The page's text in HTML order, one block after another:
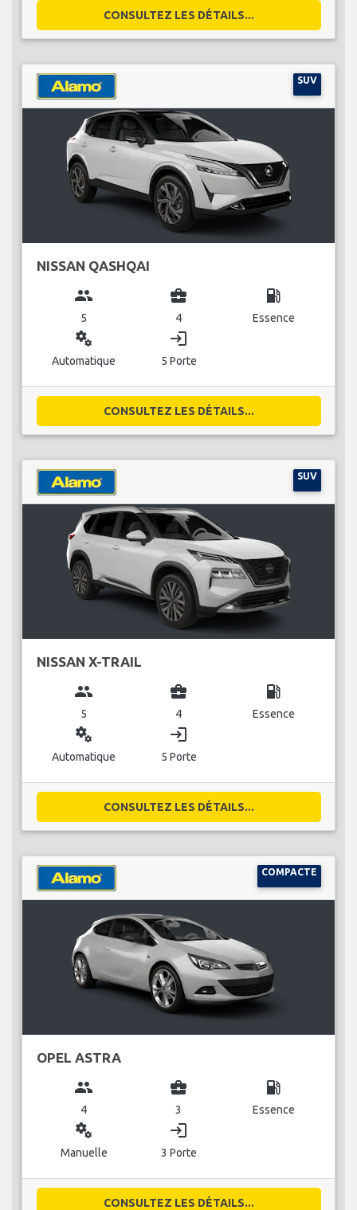
CONSULTEZ LES DÉTAILS...
SUV
NISSAN QASHQAI
group
5
business_center
4
local_gas_station
Essence
miscellaneous_services
Automatique
login
5 Porte
CONSULTEZ LES DÉTAILS...
SUV
NISSAN X-TRAIL
group
5
business_center
4
local_gas_station
Essence
miscellaneous_services
Automatique
login
5 Porte
CONSULTEZ LES DÉTAILS...
COMPACTE
OPEL ASTRA
group
4
business_center
3
local_gas_station
Essence
miscellaneous_services
Manuelle
login
3 Porte
CONSULTEZ LES DÉTAILS...